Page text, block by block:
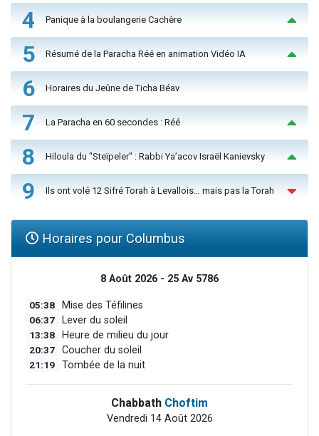
4 Panique à la boulangerie Cachère
5 Résumé de la Paracha Réé en animation Vidéo IA
6 Horaires du Jeûne de Ticha Béav
7 La Paracha en 60 secondes : Réé
8 Hiloula du "Steïpeler" : Rabbi Ya’acov Israël Kanievsky
9 Ils ont volé 12 Sifré Torah à Levallois… mais pas la Torah
Horaires pour Columbus
8 Août 2026 - 25 Av 5786
05:38 Mise des Téfilines
06:37 Lever du soleil
13:38 Heure de milieu du jour
20:37 Coucher du soleil
21:19 Tombée de la nuit
Chabbath Choftim
Vendredi 14 Août 2026